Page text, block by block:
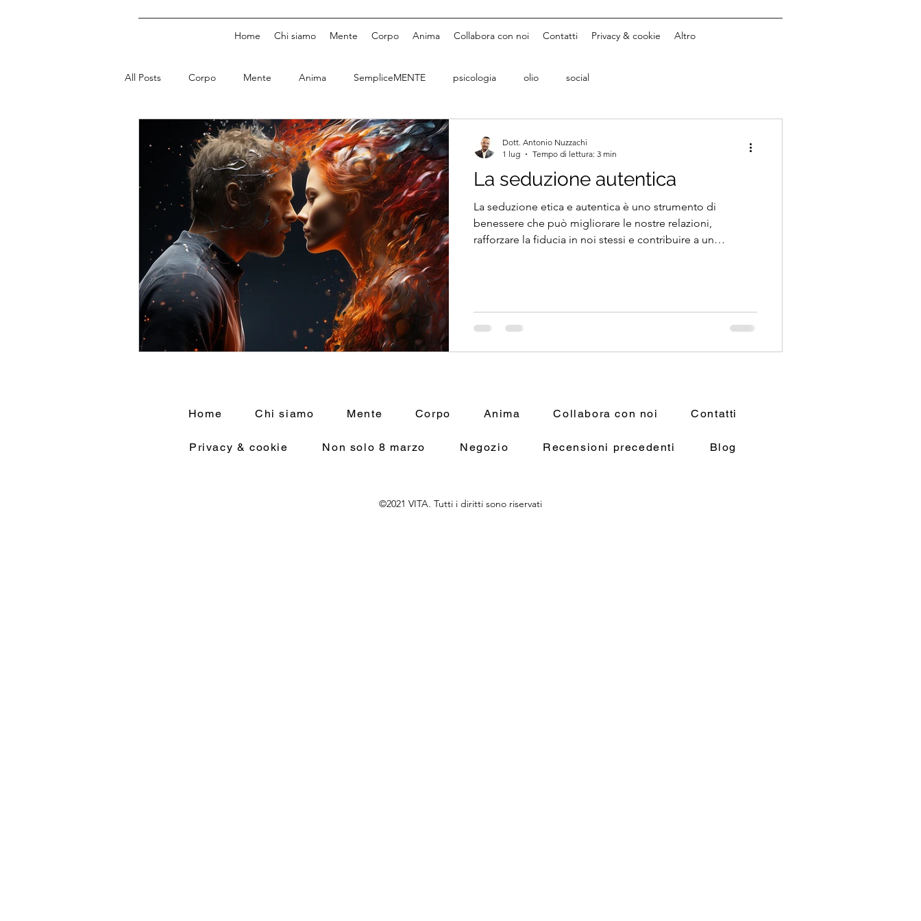
Home Chi siamo Mente Corpo Anima Collabora con noi Contatti Privacy & cookie Altro
All Posts Corpo Mente Anima SempliceMENTE psicologia olio social
La seduzione autentica
La seduzione etica e autentica è uno strumento di
benessere che può migliorare le nostre relazioni,
rafforzare la fiducia in noi stessi e contribuire a un
Dott. Antonio Nuzzachi
1 lug
Tempo di lettura: 3 min
Home Chi siamo Mente Corpo Anima Collabora con noi Contatti
Privacy & cookie Non solo 8 marzo Negozio Recensioni precedenti Blog
©2021 VITA. Tutti i diritti sono riservati